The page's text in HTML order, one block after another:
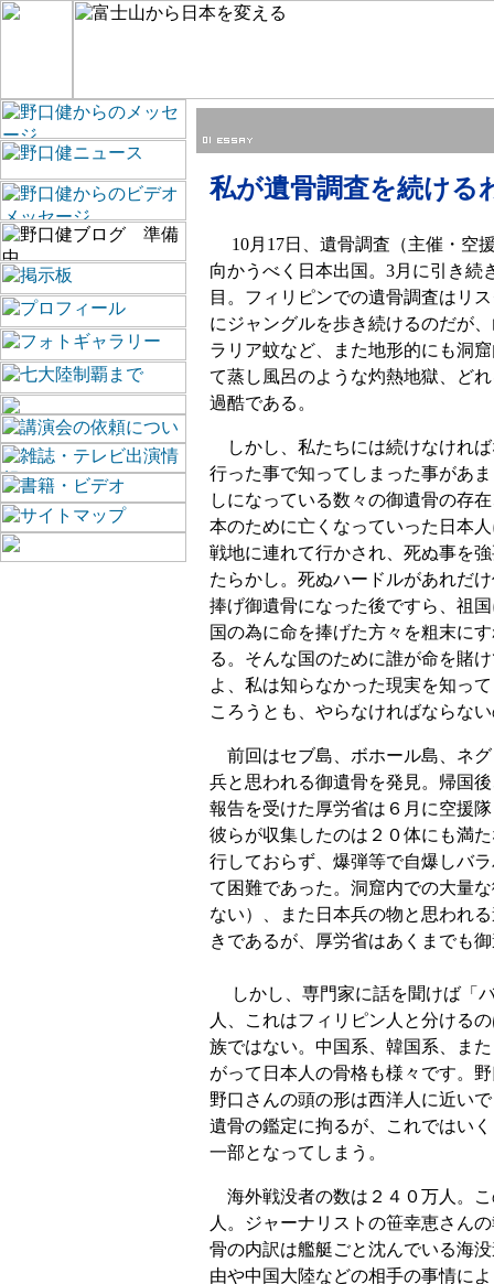
私が遺骨調査を続ける
10月17日、遺骨調査（主催・空
向かうべく日本出国。3月に引き続
目。フィリピンでの遺骨調査はリ
にジャングルを歩き続けるのだが
ラリア蚊など、また地形的にも洞
て蒸し風呂のような灼熱地獄、ど
過酷である。
しかし、私たちには続けなけれ
行った事で知ってしまった事があ
しになっている数々の御遺骨の存
本のために亡くなっていった日本
戦地に連れて行かされ、死ぬ事を
たらかし。死ぬハードルがあれだ
捧げ御遺骨になった後ですら、祖
国の為に命を捧げた方々を粗末に
る。そんな国のために誰が命を賭
よ、私は知らなかった現実を知っ
ころうとも、やらなければならな
前回はセブ島、ボホール島、ネ
兵と思われる御遺骨を発見。帰国
報告を受けた厚労省は６月に空援
彼らが収集したのは２０体にも満
行しておらず、爆弾等で自爆しバ
て困難であった。洞窟内での大量
ない）、また日本兵の物と思われ
きであるが、厚労省はあくまでも
しかし、専門家に話を聞けば「
人、これはフィリピン人と分ける
族ではない。中国系、韓国系、ま
がって日本人の骨格も様々です。
野口さんの頭の形は西洋人に近い
遺骨の鑑定に拘るが、これではい
一部となってしまう。
海外戦没者の数は２４０万人。
人。ジャーナリストの笹幸恵さん
骨の内訳は艦艇ごと沈んでいる海
由や中国大陸などの相手の事情に